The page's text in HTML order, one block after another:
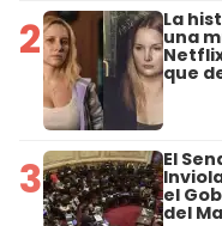
2 La
una
que
3 El
el
del